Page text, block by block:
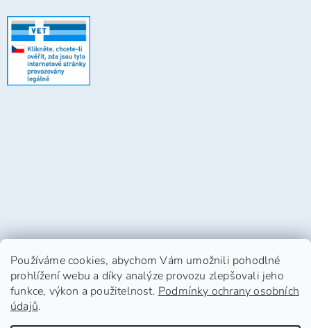
Používáme cookies, abychom Vám umožnili pohodlné
prohlížení webu a díky analýze provozu zlepšovali jeho
funkce, výkon a použitelnost. Podmínky ochrany osobních
údajů.